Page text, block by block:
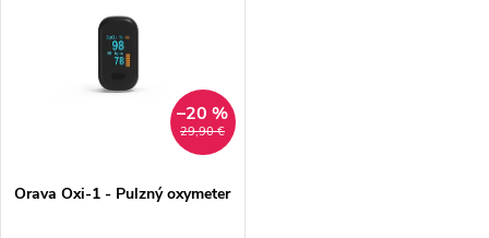
Najpredávanejšie
29,90 €
–20 %
Orava Oxi-1 - Pulzný oxymeter